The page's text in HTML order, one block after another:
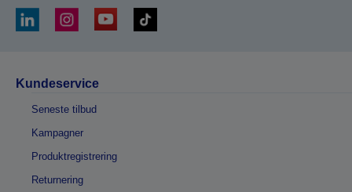
Kundeservice
Seneste tilbud
Kampagner
Produktregistrering
Returnering